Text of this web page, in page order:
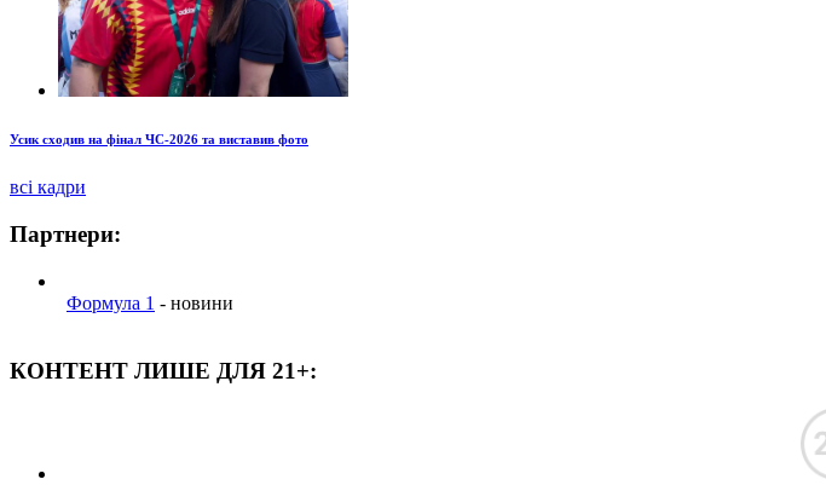
Усик сходив на фінал ЧС-2026 та виставив фото
всі кадри
Партнери:
Формула 1 - новини
КОНТЕНТ ЛИШЕ ДЛЯ 21+: